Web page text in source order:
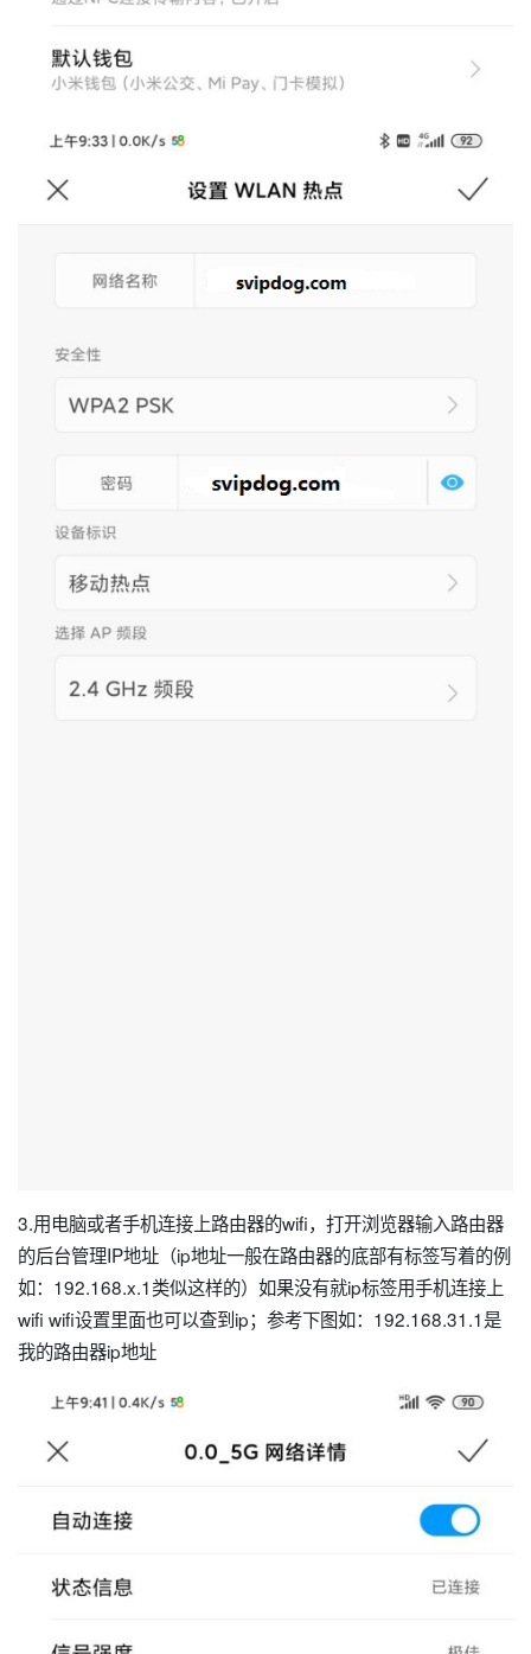
3.用电脑或者手机连接上路由器的wifi，打开浏览器输入路由器
的后台管理IP地址（ip地址一般在路由器的底部有标签写着的例
如：192.168.x.1类似这样的）如果没有就ip标签用手机连接上
wifi wifi设置里面也可以查到ip；参考下图如：192.168.31.1是
我的路由器ip地址